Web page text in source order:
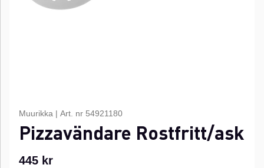
Muurikka | Art. nr 54921180
Pizzavändare Rostfritt/ask
445 kr